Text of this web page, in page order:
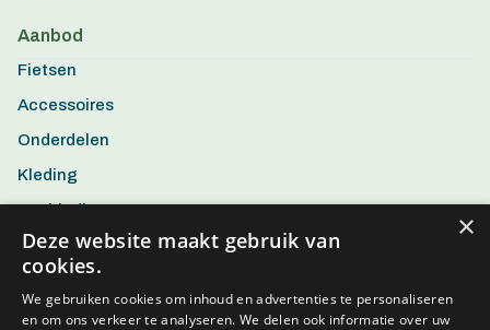
Aanbod
Fietsen
Accessoires
Onderdelen
Kleding
Aanbiedingen
×
Deze website maakt gebruik van
cookies.
We gebruiken cookies om inhoud en advertenties te personaliseren
en om ons verkeer te analyseren. We delen ook informatie over uw